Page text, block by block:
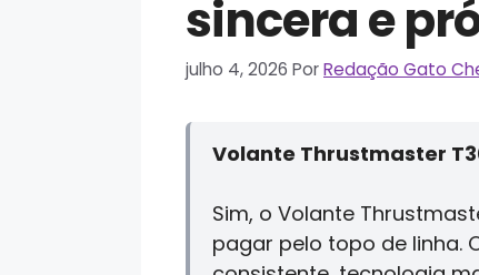
sincera e
julho 4, 2026 PorRedação Gato
Volante Thrustmaster
Sim, o Volante
pagar pelo topo de linha.